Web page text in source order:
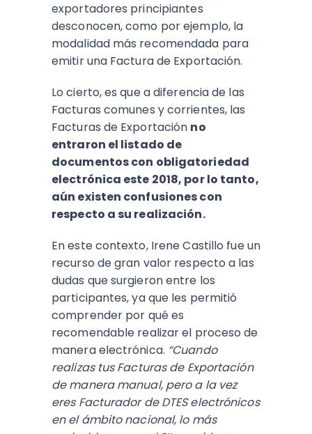
exportadores principiantes
desconocen, como por ejemplo, la
modalidad más recomendada para
emitir una Factura de Exportación.
Lo cierto, es que a diferencia de las
Facturas comunes y corrientes, las
Facturas de Exportación no
entraron el listado de
documentos con obligatoriedad
electrónica este 2018, por lo tanto,
aún existen confusiones con
respecto a su realización.
En este contexto, Irene Castillo fue un
recurso de gran valor respecto a las
dudas que surgieron entre los
participantes, ya que les permitió
comprender por qué es
recomendable realizar el proceso de
manera electrónica. “Cuando
realizas tus Facturas de Exportación
de manera manual, pero a la vez
eres Facturador de DTES electrónicos
en el ámbito nacional, lo más